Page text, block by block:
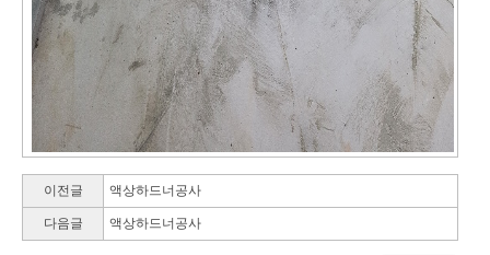
이전글 액상하드너공사
다음글 액상하드너공사